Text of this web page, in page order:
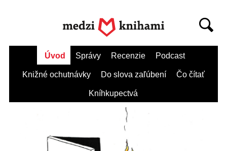
Úvod Správy Recenzie Podcast
Knižné ochutnávky Do slova zaľúbení Čo čítať
Kníhkupectvá